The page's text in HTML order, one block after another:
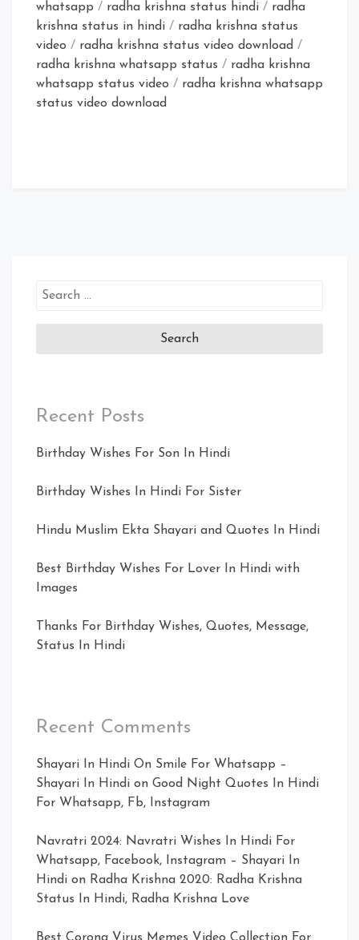
whatsapp / radha krishna status hindi / radha
krishna status in hindi / radha krishna status
video / radha krishna status video download /
radha krishna whatsapp status / radha krishna
whatsapp status video / radha krishna whatsapp
status video download
Search
Recent Posts
Birthday Wishes For Son In Hindi
Birthday Wishes In Hindi For Sister
Hindu Muslim Ekta Shayari and Quotes In Hindi
Best Birthday Wishes For Lover In Hindi with
Images
Thanks For Birthday Wishes, Quotes, Message,
Status In Hindi
Recent Comments
Shayari In Hindi On Smile For Whatsapp –
Shayari In Hindi on Good Night Quotes In Hindi
For Whatsapp, Fb, Instagram
Navratri 2024: Navratri Wishes In Hindi For
Whatsapp, Facebook, Instagram – Shayari In
Hindi on Radha Krishna 2020: Radha Krishna
Status In Hindi, Radha Krishna Love